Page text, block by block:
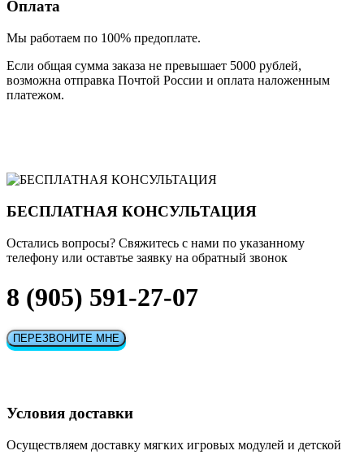
Оплата
Мы работаем по 100% предоплате.
Если общая сумма заказа не превышает 5000 рублей,
возможна отправка Почтой России и оплата наложенным
платежом.
БЕСПЛАТНАЯ КОНСУЛЬТАЦИЯ
Остались вопросы? Свяжитесь с нами по указанному
телефону или оставтье заявку на обратный звонок
8 (905) 591-27-07
ПЕРЕЗВОНИТЕ МНЕ
Условия доставки
Осуществляем доставку мягких игровых модулей и детской